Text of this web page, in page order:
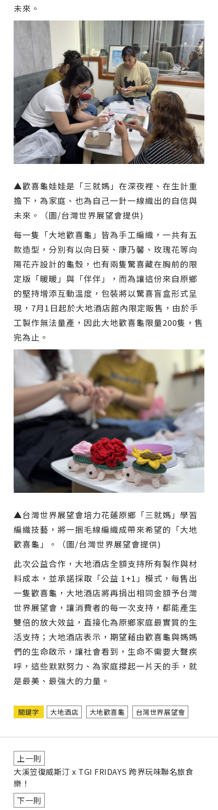
未來。
▲歡喜龜娃娃是「三就媽」在深夜裡、在生計重
擔下，為家庭、也為自己一針一線織出的自信與
未來。（圖/台灣世界展望會提供)
每一隻「大地歡喜龜」皆為手工編織，一共有五
款造型，分別有以向日葵、康乃馨、玫瑰花等向
陽花卉設計的龜殼，也有兩隻驚喜藏在胸前的限
定版「暖暖」與「伴伴」，而為讓這份來自原鄉
的堅持增添互動溫度，包裝將以驚喜盲盒形式呈
現，7月1日起於大地酒店館內限定販售，由於手
工製作無法量產，因此大地歡喜龜限量200隻，售
完為止。
▲台灣世界展望會培力花蓮原鄉「三就媽」學習
編織技藝，將一捆毛線編織成帶來希望的「大地
歡喜龜」。（圖/台灣世界展望會提供)
此次公益合作，大地酒店全額支持所有製作與材
料成本，並承諾採取「公益 1+1」模式，每售出
一隻歡喜龜，大地酒店將再捐出相同金額予台灣
世界展望會，讓消費者的每一次支持，都能產生
雙倍的放大效益，直接化為原鄉家庭最實質的生
活支持；大地酒店表示，期望藉由歡喜龜與媽媽
們的生命啟示，讓社會看到，生命不需要大聲疾
呼，這些默默努力、為家庭撐起一片天的手，就
是最美、最強大的力量。
關鍵字 大地酒店 大地歡喜龜 台灣世界展望會
上一則
大溪笠復威斯汀 x TGI FRIDAYS 跨界玩味聯名旅食
樂！
下一則